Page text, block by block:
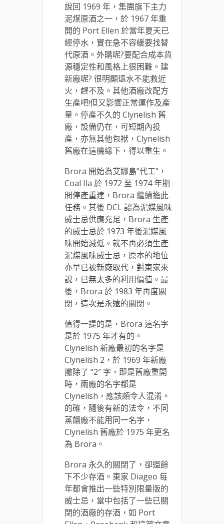
說回 1969 年，集團旗下主力
泥煤原酒之一，於 1967 年重
開的 Port Ellen 於當年夏天已
經停水，實在急不容緩要找替
代原酒。外購呢?要配合成本貨
源穩定性和風格上很困難。建
新廠呢? 很明顯遠水不能救近
火，趕不及。其他酒廠改配方
生產吧!但又影響正常運作及產
量。停產不久的 Clynelish 舊
廠，設備仍在，可短期內投
產，亦無其他包袱，Clynelish
舊廠在這機緣下，得以重生。
Brora 開始為艾娜島"代工"，
Coal Ila 於 1972 至 1974 年期
間停產重建，Brora 繼續擔此
任務。其後 DCL 認為泥媒風味
威士忌供應充足，Brora 生產
的威士忌於 1973 年後泥媒風
味開始減低。就不再必須生產
泥煤風味威士忌，原本的地位
亦早已被新廠取代，對東家來
說，已無太多的利用價值。最
後，Brora 於 1983 年再度關
閉，這次是永遠的關閉。
值得一提的是，Brora 這名字
是於 1975 年才有的。
Clynelish 新廠最初的名字是
Clynelish 2，於 1969 年新廠
撇除了 “2″ 字，即是舊廠重開
時，兩廠的名字都是
Clynelish，應該頗令人混淆。
的確，隨後有新的法令，不同
蒸餾廠不能用同一名字，
Clynelish 舊廠於 1975 年更名
為 Brora。
Brora 永久的關閉了，卻還餘
下不少存酒。東家 Diageo 每
年都會推出一些特別限量版的
威士忌，當中包括了一些已關
閉的酒廠的存酒，如 Port